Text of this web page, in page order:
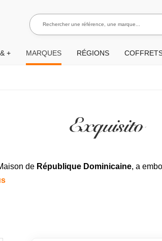
Rechercher une référence, une marque...
+ MARQUES RÉGIONS
Exquisito
de République Dominicaine, a